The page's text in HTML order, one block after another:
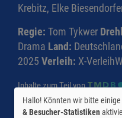
Krebitz, Elke
Regie: Tom Tykwer
Drama Land:
2025 Verleih: X-
Inhalte zum Teil von
© CINEPROG ...macht Lust
Hallo! Könnten wir bitte
& Besucher-Statistiken